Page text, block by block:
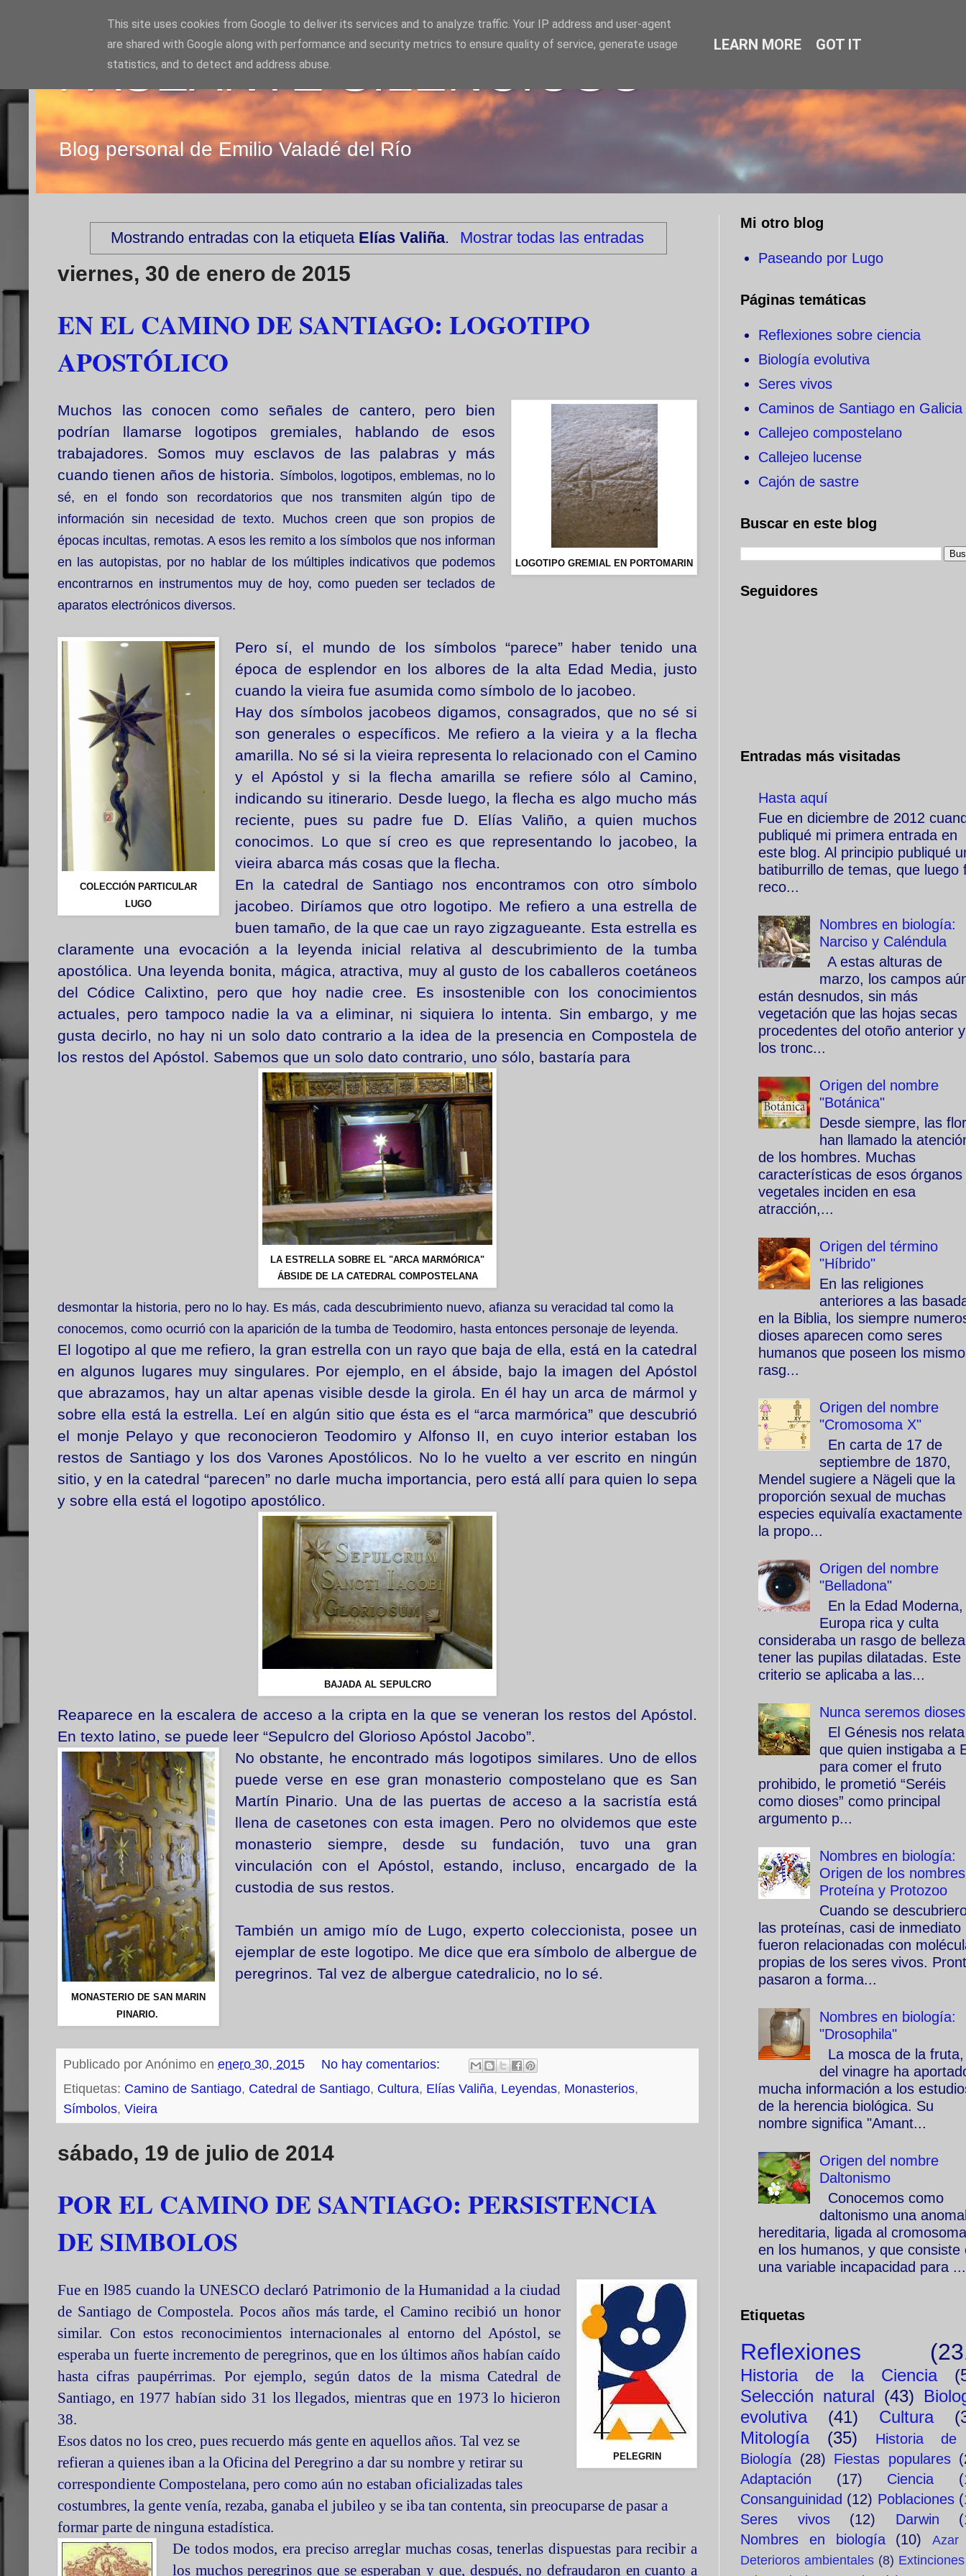
PASEANTE SILENCIOSO
Blog personal de Emilio Valadé del Río
Mostrando entradas con la etiqueta Elías Valiña. Mostrar todas las entradas
viernes, 30 de enero de 2015
EN EL CAMINO DE SANTIAGO: LOGOTIPO
APOSTÓLICO
LOGOTIPO GREMIAL EN PORTOMARIN
Muchos las conocen como señales de cantero, pero bien
podrían llamarse logotipos gremiales, hablando de esos
trabajadores. Somos muy esclavos de las palabras y más
cuando tienen años de historia. Símbolos, logotipos, emblemas, no lo
sé, en el fondo son recordatorios que nos transmiten algún tipo de
información sin necesidad de texto. Muchos creen que son propios de
épocas incultas, remotas. A esos les remito a los símbolos que nos informan
en las autopistas, por no hablar de los múltiples indicativos que podemos
encontrarnos en instrumentos muy de hoy, como pueden ser teclados de
aparatos electrónicos diversos.
COLECCIÓN PARTICULAR
LUGO
Pero sí, el mundo de los símbolos “parece” haber tenido una
época de esplendor en los albores de la alta Edad Media, justo
cuando la vieira fue asumida como símbolo de lo jacobeo.
Hay dos símbolos jacobeos digamos, consagrados, que no sé si
son generales o específicos. Me refiero a la vieira y a la flecha
amarilla. No sé si la vieira representa lo relacionado con el Camino
y el Apóstol y si la flecha amarilla se refiere sólo al Camino,
indicando su itinerario. Desde luego, la flecha es algo mucho más
reciente, pues su padre fue D. Elías Valiño, a quien muchos
conocimos. Lo que sí creo es que representando lo jacobeo, la
vieira abarca más cosas que la flecha.
En la catedral de Santiago nos encontramos con otro símbolo
jacobeo. Diríamos que otro logotipo. Me refiero a una estrella de
buen tamaño, de la que cae un rayo zigzagueante. Esta estrella es
claramente una evocación a la leyenda inicial relativa al descubrimiento de la tumba
apostólica. Una leyenda bonita, mágica, atractiva, muy al gusto de los caballeros coetáneos
del Códice Calixtino, pero que hoy nadie cree. Es insostenible con los conocimientos
actuales, pero tampoco nadie la va a eliminar, ni siquiera lo intenta. Sin embargo, y me
gusta decirlo, no hay ni un solo dato contrario a la idea de la presencia en Compostela de
los restos del Apóstol. Sabemos que un solo dato contrario, uno sólo, bastaría para
LA ESTRELLA SOBRE EL "ARCA MARMÓRICA"
ÁBSIDE DE LA CATEDRAL COMPOSTELANA
desmontar la historia, pero no lo hay. Es más, cada descubrimiento nuevo, afianza su veracidad tal como la
conocemos, como ocurrió con la aparición de la tumba de Teodomiro, hasta entonces personaje de leyenda.
El logotipo al que me refiero, la gran estrella con un rayo que baja de ella, está en la catedral
en algunos lugares muy singulares. Por ejemplo, en el ábside, bajo la imagen del Apóstol
que abrazamos, hay un altar apenas visible desde la girola. En él hay un arca de mármol y
sobre ella está la estrella. Leí en algún sitio que ésta es el “arca marmórica” que descubrió
el monje Pelayo y que reconocieron Teodomiro y Alfonso II, en cuyo interior estaban los
restos de Santiago y los dos Varones Apostólicos. No lo he vuelto a ver escrito en ningún
sitio, y en la catedral “parecen” no darle mucha importancia, pero está allí para quien lo sepa
y sobre ella está el logotipo apostólico.
BAJADA AL SEPULCRO
Reaparece en la escalera de acceso a la cripta en la que se veneran los restos del Apóstol.
En texto latino, se puede leer “Sepulcro del Glorioso Apóstol Jacobo”.
MONASTERIO DE SAN MARIN
PINARIO.
No obstante, he encontrado más logotipos similares. Uno de ellos
puede verse en ese gran monasterio compostelano que es San
Martín Pinario. Una de las puertas de acceso a la sacristía está
llena de casetones con esta imagen. Pero no olvidemos que este
monasterio siempre, desde su fundación, tuvo una gran
vinculación con el Apóstol, estando, incluso, encargado de la
custodia de sus restos.
También un amigo mío de Lugo, experto coleccionista, posee un
ejemplar de este logotipo. Me dice que era símbolo de albergue de
peregrinos. Tal vez de albergue catedralicio, no lo sé.
Publicado por Anónimo en enero 30, 2015
No hay comentarios:
Etiquetas: Camino de Santiago, Catedral de Santiago, Cultura, Elías Valiña, Leyendas, Monasterios,
Símbolos, Vieira
sábado, 19 de julio de 2014
POR EL CAMINO DE SANTIAGO: PERSISTENCIA
DE SIMBOLOS
PELEGRIN
Fue en l985 cuando la UNESCO declaró Patrimonio de la Humanidad a la ciudad
de Santiago de Compostela. Pocos años más tarde, el Camino recibió un honor
similar. Con estos reconocimientos internacionales al entorno del Apóstol, se
esperaba un fuerte incremento de peregrinos, que en los últimos años habían caído
hasta cifras paupérrimas. Por ejemplo, según datos de la misma Catedral de
Santiago, en 1977 habían sido 31 los llegados, mientras que en 1973 lo hicieron
38.
Esos datos no los creo, pues recuerdo más gente en aquellos años. Tal vez se
refieran a quienes iban a la Oficina del Peregrino a dar su nombre y retirar su
correspondiente Compostelana, pero como aún no estaban oficializadas tales
costumbres, la gente venía, rezaba, ganaba el jubileo y se iba tan contenta, sin preocuparse de pasar a
formar parte de ninguna estadística.
De todos modos, era preciso arreglar muchas cosas, tenerlas dispuestas para recibir a
los muchos peregrinos que se esperaban y que, después, no defraudaron en cuanto a
Mi otro blog
Paseando por Lugo
Páginas temáticas
Reflexiones sobre ciencia
Biología evolutiva
Seres vivos
Caminos de Santiago en Galicia
Callejeo compostelano
Callejeo lucense
Cajón de sastre
Buscar en este blog
Seguidores
Entradas más visitadas
Hasta aquí
Fue en diciembre de 2012
publiqué mi primera entrada en
este blog. Al principio publiqué
batiburrillo de temas, que luego
reco...
Nombres en biología:
Narciso y Caléndula
A estas alturas de
marzo, los campos
están desnudos, sin más
vegetación que las hojas secas
procedentes del otoño anterior y
los tronc...
Origen del nombre
"Botánica"
Desde siempre, las
han llamado la
de los hombres. Muchas
características de esos órganos
vegetales inciden en esa
atracción,...
Origen del término
"Híbrido"
En las religiones
anteriores a las
en la Biblia, los siempre
dioses aparecen como seres
humanos que poseen los
rasg...
Origen del nombre
"Cromosoma X"
En carta de 17 de
septiembre de 1870,
Mendel sugiere a Nägeli que la
proporción sexual de muchas
especies equivalía exactamente
la propo...
Origen del nombre
"Belladona"
En la Edad Moderna,
Europa rica y culta
consideraba un rasgo de
tener las pupilas dilatadas. Este
criterio se aplicaba a las...
Nunca seremos dioses
El Génesis nos relata
que quien instigaba a
para comer el fruto
prohibido, le prometió “Seréis
como dioses” como principal
argumento p...
Nombres en biología:
Origen de los nombres
Proteína y Protozoo
Cuando se
las proteínas, casi de inmediato
fueron relacionadas con
propias de los seres vivos.
pasaron a forma...
Nombres en biología:
"Drosophila"
La mosca de la
del vinagre ha
mucha información a los
de la herencia biológica. Su
nombre significa "Amant...
Origen del nombre
Daltonismo
Conocemos como
daltonismo una
hereditaria, ligada al
en los humanos, y que consiste
una variable incapacidad para ...
Etiquetas
Reflexiones
Historia de la Ciencia
Selección natural (43)
evolutiva
(41) Cultura
Mitología
(35)
Historia
Biología (28) Fiestas populares
Adaptación
(17) Ciencia
Consanguinidad (12) Poblaciones
Seres vivos
(12) Darwin
Nombres en biología
(10)
Azar
Deterioros ambientales (8) Extinciones
This site uses cookies from Google to deliver its services and to analyze traffic. Your IP address and user-agent
are shared with Google along with performance and security metrics to ensure quality of service, generate usage
statistics, and to detect and address abuse.
LEARN MORE GOT IT